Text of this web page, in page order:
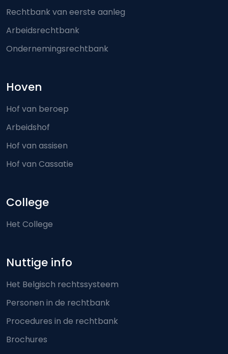
Rechtbank van eerste aanleg
Arbeidsrechtbank
Ondernemingsrechtbank
Hoven
Hof van beroep
Arbeidshof
Hof van assisen
Hof van Cassatie
College
Het College
Nuttige info
Het Belgisch rechtssysteem
Personen in de rechtbank
Procedures in de rechtbank
Brochures